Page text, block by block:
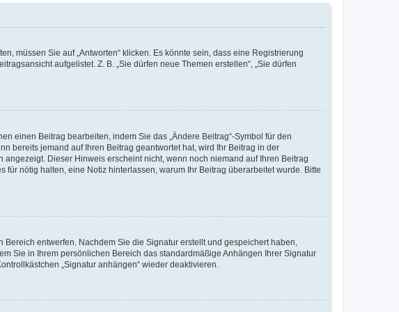
müssen Sie auf „Antworten“ klicken. Es könnte sein, dass eine Registrierung
aufgelistet. Z. B. „Sie dürfen neue Themen erstellen“, „Sie dürfen
einen Beitrag bearbeiten, indem Sie das „Ändere Beitrag“-Symbol für den
bereits jemand auf Ihren Beitrag geantwortet hat, wird Ihr Beitrag in der
Dieser Hinweis erscheint nicht, wenn noch niemand auf Ihren Beitrag
nötig halten, eine Notiz hinterlassen, warum Ihr Beitrag überarbeitet wurde. Bitte
entwerfen. Nachdem Sie die Signatur erstellt und gespeichert haben,
Sie in Ihrem persönlichen Bereich das standardmäßige Anhängen Ihrer Signatur
„Signatur anhängen“ wieder deaktivieren.